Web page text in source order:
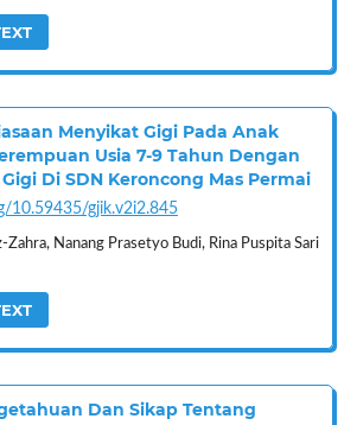
Menyikat Gigi Pada Anak
Usia 7-9 Tahun Dengan
Di SDN Keroncong Mas Permai
10.59435/gjik.v2i2.845
Nanang Prasetyo Budi, Rina Puspita Sari
Dan Sikap Tentang